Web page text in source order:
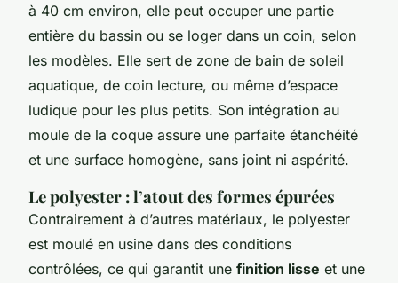
à 40 cm environ, elle peut occuper une partie
entière du bassin ou se loger dans un coin, selon
les modèles. Elle sert de zone de bain de soleil
aquatique, de coin lecture, ou même d’espace
ludique pour les plus petits. Son intégration au
moule de la coque assure une parfaite étanchéité
et une surface homogène, sans joint ni aspérité.
Le polyester : l’atout des formes épurées
Contrairement à d’autres matériaux, le polyester
est moulé en usine dans des conditions
contrôlées, ce qui garantit une finition lisse et une